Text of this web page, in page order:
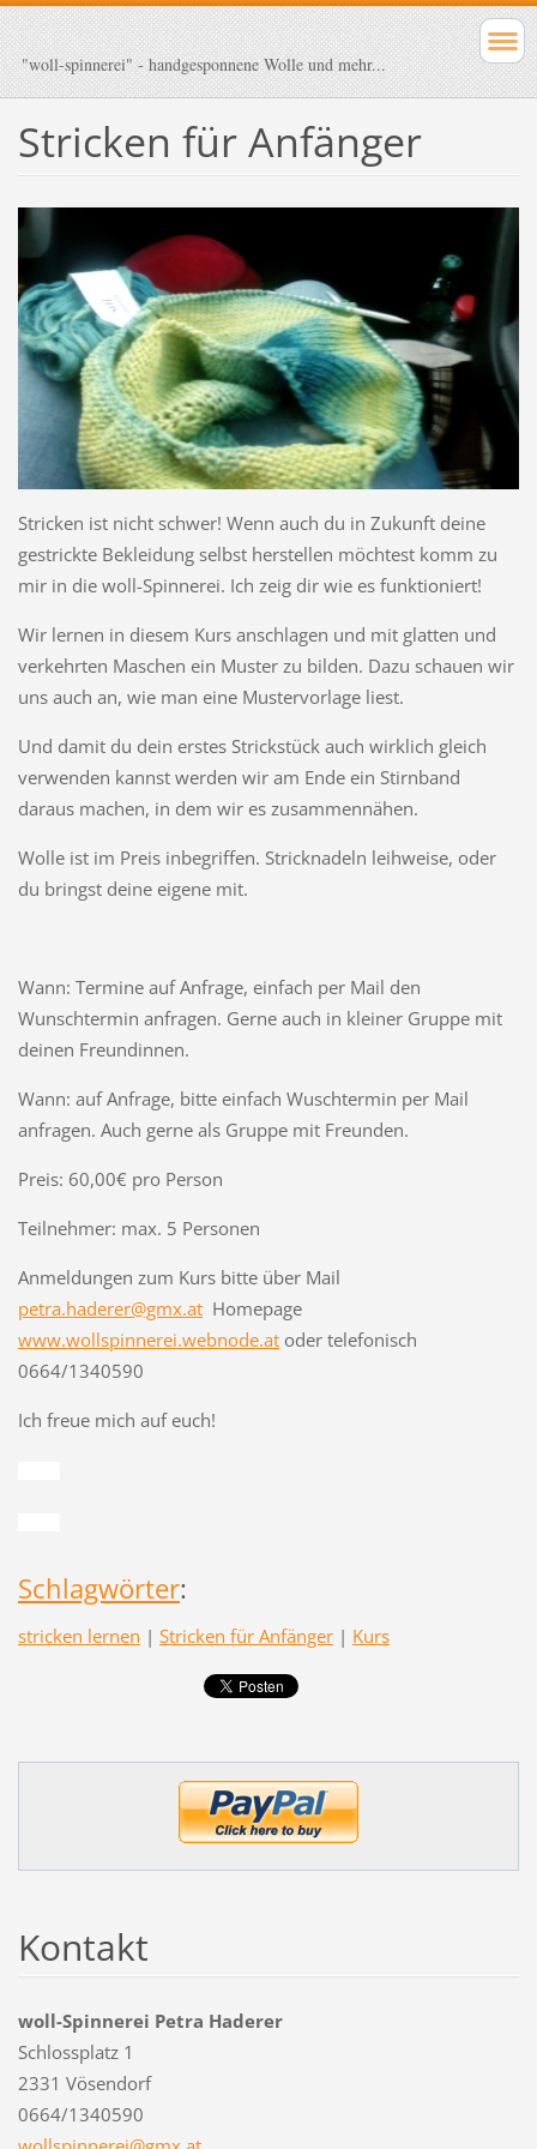
"woll-spinnerei" - handgesponnene Wolle und mehr...
Stricken für Anfänger
Stricken ist nicht schwer! Wenn auch du in Zukunft deine
gestrickte Bekleidung selbst herstellen möchtest komm zu
mir in die woll-Spinnerei. Ich zeig dir wie es funktioniert!
Wir lernen in diesem Kurs anschlagen und mit glatten und
verkehrten Maschen ein Muster zu bilden. Dazu schauen wir
uns auch an, wie man eine Mustervorlage liest.
Und damit du dein erstes Strickstück auch wirklich gleich
verwenden kannst werden wir am Ende ein Stirnband
daraus machen, in dem wir es zusammennähen.
Wolle ist im Preis inbegriffen. Stricknadeln leihweise, oder
du bringst deine eigene mit.
Wann: Termine auf Anfrage, einfach per Mail den
Wunschtermin anfragen. Gerne auch in kleiner Gruppe mit
deinen Freundinnen.
Wann: auf Anfrage, bitte einfach Wuschtermin per Mail
anfragen. Auch gerne als Gruppe mit Freunden.
Preis: 60,00€ pro Person
Teilnehmer: max. 5 Personen
Anmeldungen zum Kurs bitte über Mail
petra.haderer@gmx.atHomepage
www.wollspinnerei.webnode.atoder telefonisch
0664/1340590
Ich freue mich auf euch!
Schlagwörter:
stricken lernen | Stricken für Anfänger | Kurs
Kontakt
woll-Spinnerei Petra Haderer
Schlossplatz 1
2331 Vösendorf
0664/1340590